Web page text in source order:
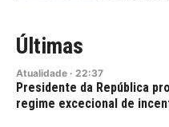
Últimas
Atualidade · 22:37
Presidente da República
regime excecional de